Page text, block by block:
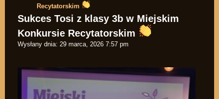
Recytatorskim
Sukces Tosi z klasy 3b w Miejskim
Konkursie Recytatorskim
Wysłany dnia: 29 marca, 2026 7:57 pm